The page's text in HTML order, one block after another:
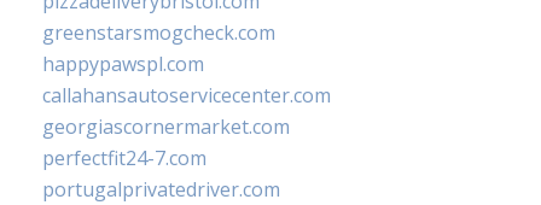
greenstarsmogcheck.com
happypawspl.com
callahansautoservicecenter.com
georgiascornermarket.com
perfectfit24-7.com
portugalprivatedriver.com